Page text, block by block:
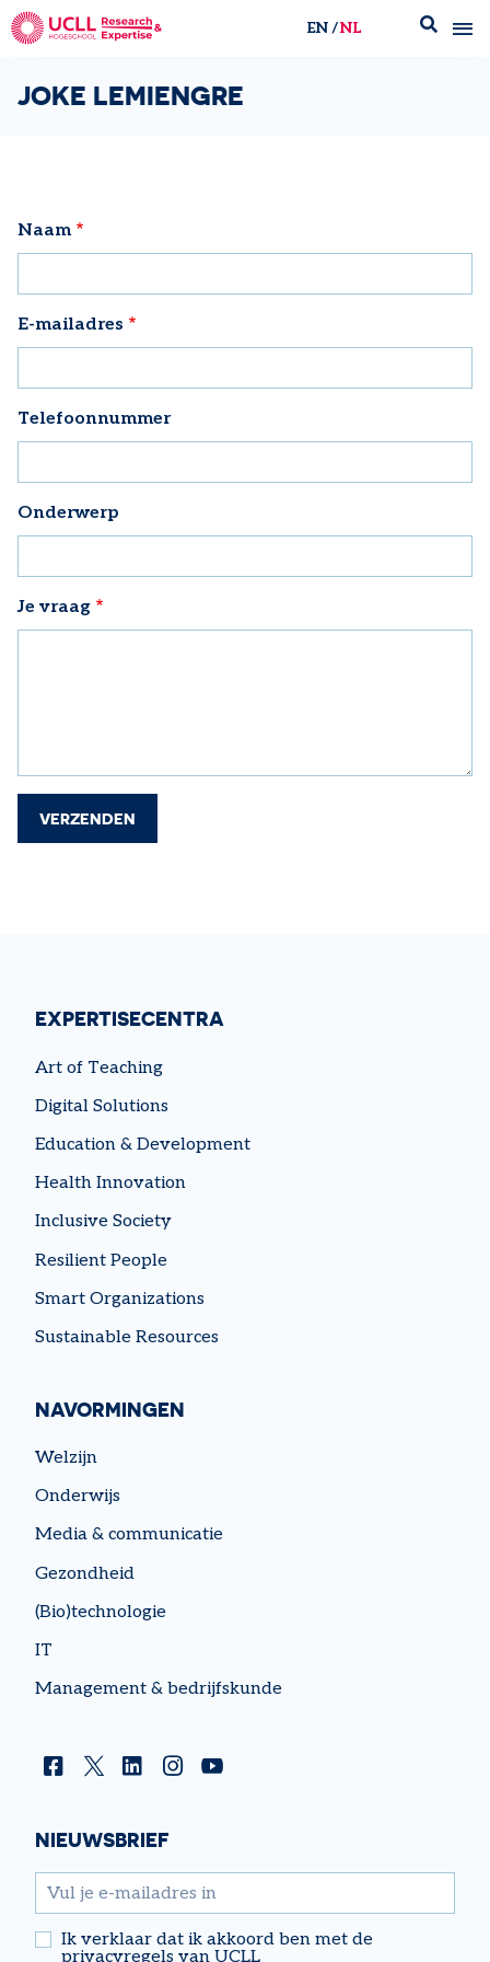
EN NL
JOKE LEMIENGRE
Naam
E-mailadres
Telefoonnummer
Onderwerp
Je vraag
EXPERTISECENTRA
Art of Teaching
Digital Solutions
Education & Development
Health Innovation
Inclusive Society
Resilient People
Smart Organizations
Sustainable Resources
NAVORMINGEN
Welzijn
Onderwijs
Media & communicatie
Gezondheid
(Bio)technologie
IT
Management & bedrijfskunde
NIEUWSBRIEF
email
Ik verklaar dat ik akkoord ben met de
privacyregels van UCLL